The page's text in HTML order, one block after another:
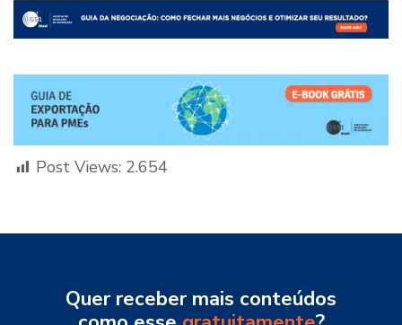
Post Views: 2.654
Quer receber mais conteúdos